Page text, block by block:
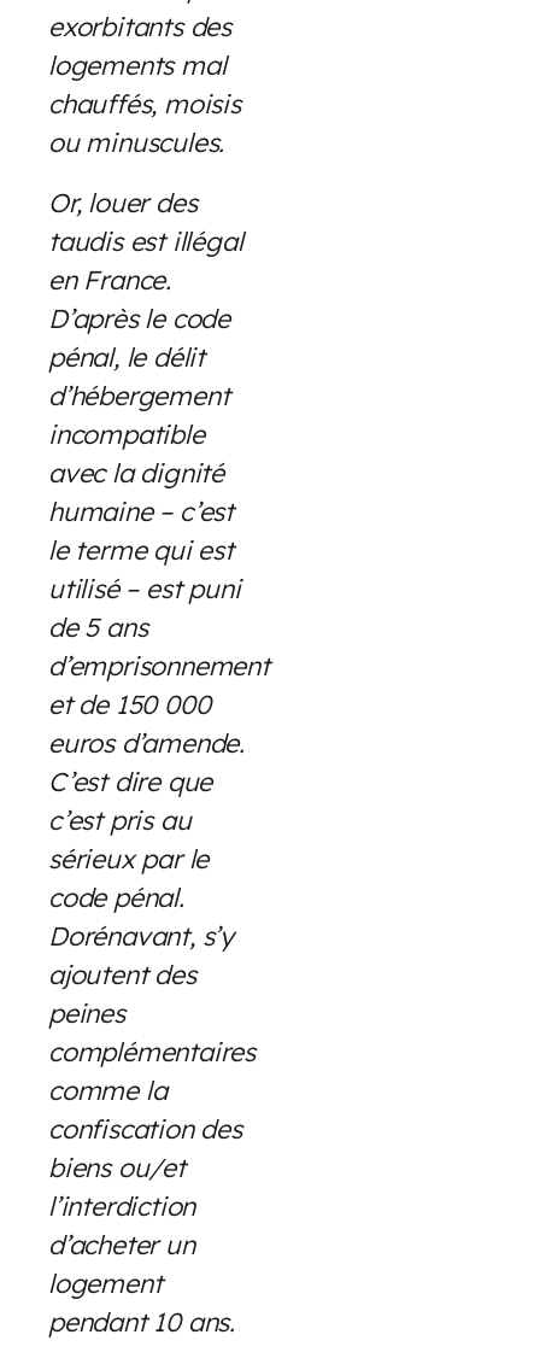
exorbitants des
logements mal
chauffés, moisis
ou minuscules.
Or, louer des
taudis est illégal
en France.
D’après le code
pénal, le délit
d’hébergement
incompatible
avec la dignité
humaine – c’est
le terme qui est
utilisé – est puni
de 5 ans
d’emprisonnement
et de 150 000
euros d’amende.
C’est dire que
c’est pris au
sérieux par le
code pénal.
Dorénavant, s’y
ajoutent des
peines
complémentaires
comme la
confiscation des
biens ou/et
l’interdiction
d’acheter un
logement
pendant 10 ans.